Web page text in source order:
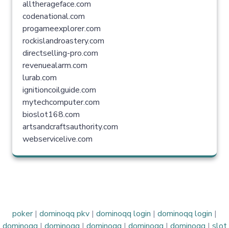
alltherageface.com
codenational.com
progameexplorer.com
rockislandroastery.com
directselling-pro.com
revenuealarm.com
lurab.com
ignitioncoilguide.com
mytechcomputer.com
bioslot168.com
artsandcraftsauthority.com
webservicelive.com
poker| dominoqq pkv | dominoqq login | dominoqq login |